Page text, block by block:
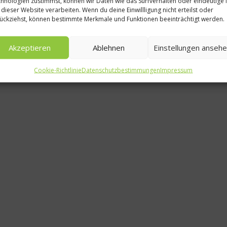
dieser Website verarbeiten. Wenn du deine Einwillligung nicht erteilst oder
können bestimmte Merkmale und Funktionen beeinträchtigt werden.
Akzeptieren Ablehnen Einstellungen
Cookie-RichtlinieDatenschutzbestimmungenImpressum
Die